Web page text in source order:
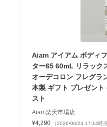
Aiam アイアム ボディ
ター65 60mL リラック
オーデコロン フレグラ
本製 ギフト プレゼン
スト
Aiam楽天市場店
¥4,290
（2026/06/24 17:14時